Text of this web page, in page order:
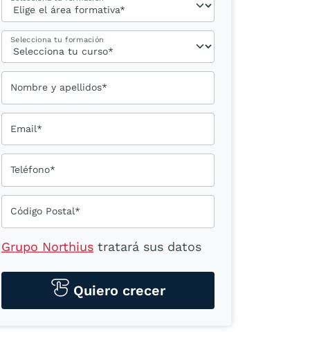
Selecciona tu formación
Nombre y apellidos*
Email*
Teléfono*
Código Postal*
Grupo Northius tratará sus datos
medios tecnológicos, incluso
aplicaciones de mensajería
Quiero crecer